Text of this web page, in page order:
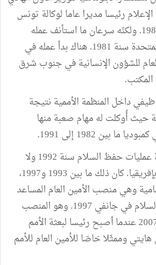
رئيسا مديرا عاما لوكالة تونس
افريقيا للأنباء من 1979 إلى 1981. ولكنّه سرعان ما استأنف عمله
الدبلوماسي بالالتحاق بالأمم المتحدة سنة 1981. هناك بدأ عمله في
للشؤون الإنسانية في جنوب شرق
داخل المنظمة الأممية نتيجة
حيث أُوكلت له مهام صعبة منها
بين 1982 إلى 1991.
إثر ذلك انتقل إلى العمل بإدارة عمليات حفظ السلام سنة 1992 ولا
سيّما في إدارة القسم الخاص بإفريقيا. كان ذلك ما بين 1993 و1997،
وهي منصب الأمين العام المساعد
للأمم المتحدة لعمليات حفظ السلام في جانفي 1997. وهو المنصب
الذي شغله إلى حدود سبتمبر 2007 عندما أصبح رئيسا لبعثة الأمم
وممثّلا خاصّا للأمين العام للأمم